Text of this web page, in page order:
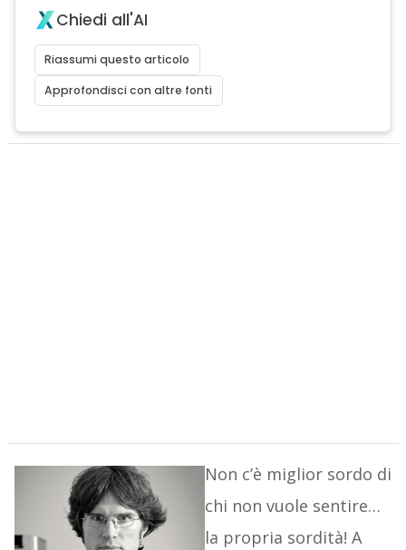
Chiedi all'AI
Riassumi questo articolo
Approfondisci con altre fonti
Non c’è miglior sordo di
chi non vuole sentire…
la propria sordità! A